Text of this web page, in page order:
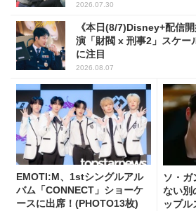
2026.07.30
《本日(8/7)Disney+配信
演「財閥 x 刑事2」スケー
に注目
2026.08.07
EMOTI:M、1stシングルアル
バム「CONNECT」ショーケ
ースに出席！(PHOTO13枚)
ソ・ガ
ない別
ップル